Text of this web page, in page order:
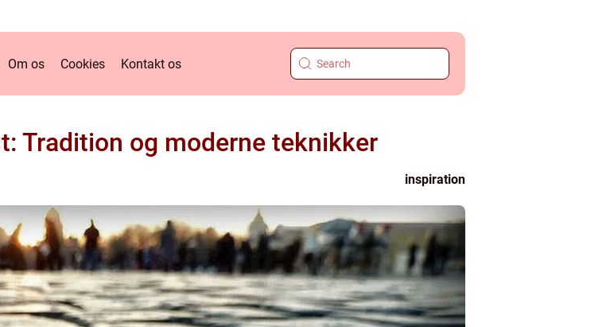
Om os Cookies Kontakt os
Tradition og moderne teknikker
inspiration